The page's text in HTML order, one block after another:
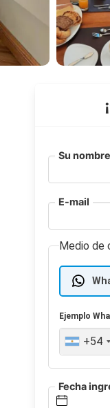
Su nombre
E-mail
Medio de
Ejemplo
+54
Fecha